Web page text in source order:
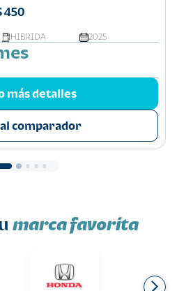
450
HIBRIDA 2025
más detalles
comparador
marca favorita